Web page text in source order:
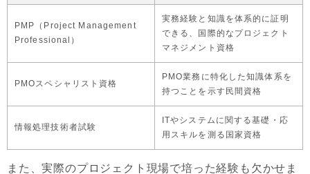
PMP（Project Management
Professional）
実務経験と知識を体系的に証明
できる、国際的なプロジェクト
マネジメント資格
PMOスペシャリスト資格
PMO業務に特化した知識体系を
持つことを示す民間資格
情報処理技術者試験
ITやシステムに関する基礎・応
用スキルを測る国家資格
また、実際のプロジェクト現場で培った経験も欠かせま